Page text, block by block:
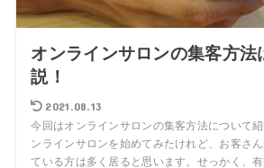
オンラインサロンの集客方法
説！
2021.08.13
今回はオンラインサロンの集客方法について
ンラインサロンを始めてみたけれど、お客さ
ている方は多く居ると思います。せっかく、